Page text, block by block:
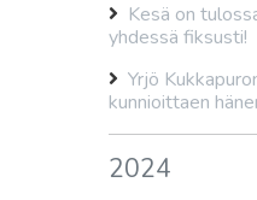
Kesä on
yhdessä fiksusti!
Yrjö
kunnioittaen
2024